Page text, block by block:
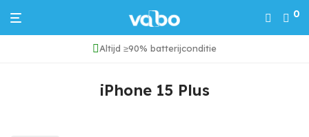
0
Altijd ≥90% batterijconditie
iPhone 15 Plus